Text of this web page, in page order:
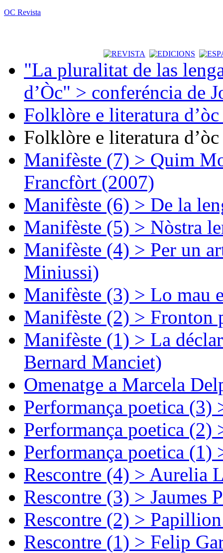
OC Revista
"La pluralitat de las
d’Òc" > conferéncia de
Folklòre e literatura
Folklòre e literatura
Manifèste (7) > Quim
Francfòrt (2007)
Manifèste (6) > De la
Manifèste (5) > Nòstra
Manifèste (4) > Per un
Miniussi)
Manifèste (3) > Lo mau
Manifèste (2) > Fronton
Manifèste (1) > La
Bernard Manciet)
Omenatge a Marcela
Performança poetica (3)
Performança poetica (2)
Performança poetica (1)
Rescontre (4) > Aurelia
Rescontre (3) > Jaumes
Rescontre (2) >
Rescontre (1) > Felip